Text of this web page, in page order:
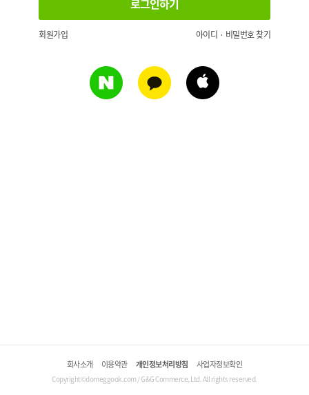
회원가입 아이디 · 비밀번호 찾기
회사소개 이용약관 개인정보처리방침 사업자정보확인
Copyright©domeggook.com / G&G Commerce, Ltd. All rights reserved.